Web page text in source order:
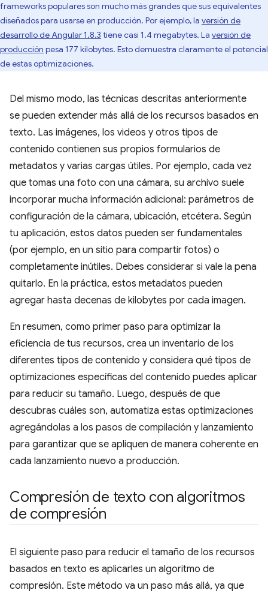
frameworks populares son mucho más grandes que sus equivalentes
diseñados para usarse en producción. Por ejemplo, la versión de
desarrollo de Angular 1.8.3 tiene casi 1.4 megabytes. La versión de
producción pesa 177 kilobytes. Esto demuestra claramente el potencial
de estas optimizaciones.
Del mismo modo, las técnicas descritas anteriormente
se pueden extender más allá de los recursos basados en
texto. Las imágenes, los videos y otros tipos de
contenido contienen sus propios formularios de
metadatos y varias cargas útiles. Por ejemplo, cada vez
que tomas una foto con una cámara, su archivo suele
incorporar mucha información adicional: parámetros de
configuración de la cámara, ubicación, etcétera. Según
tu aplicación, estos datos pueden ser fundamentales
(por ejemplo, en un sitio para compartir fotos) o
completamente inútiles. Debes considerar si vale la pena
quitarlo. En la práctica, estos metadatos pueden
agregar hasta decenas de kilobytes por cada imagen.
En resumen, como primer paso para optimizar la
eficiencia de tus recursos, crea un inventario de los
diferentes tipos de contenido y considera qué tipos de
optimizaciones específicas del contenido puedes aplicar
para reducir su tamaño. Luego, después de que
descubras cuáles son, automatiza estas optimizaciones
agregándolas a los pasos de compilación y lanzamiento
para garantizar que se apliquen de manera coherente en
cada lanzamiento nuevo a producción.
Compresión de texto con algoritmos
de compresión
El siguiente paso para reducir el tamaño de los recursos
basados en texto es aplicarles un algoritmo de
compresión. Este método va un paso más allá, ya que